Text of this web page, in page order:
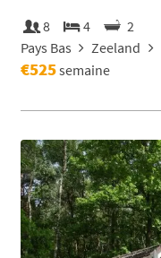
8 4
2
Pays Bas
Zeeland
€525semaine